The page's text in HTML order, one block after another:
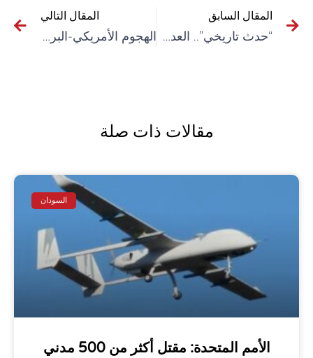
المقال السابق
“حدث تاريخي”.. العدل الدولية تعقد جلساتها الأولى بشأن دعوى جنوب أفريقيا ضد إسرائيل
المقال التالي
الهجوم الأمريكي-البريطاني على اليمن يواجه بالرفض والاحتجاج
مقالات ذات صلة
السودان
الأمم المتحدة: مقتل أكثر من 500 مدني